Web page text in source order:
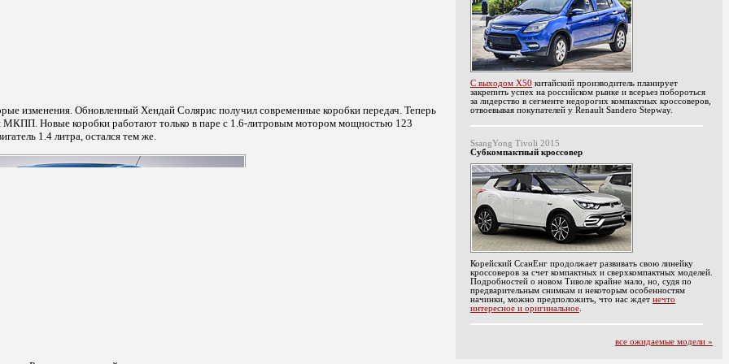
изменения. Обновленный Хендай Солярис получил современные коробки передач. Теперь
Новые коробки работают только в паре с 1.6-литровым мотором мощностью 123
1.4 литра, остался тем же.
С выходом X50 китайский производитель планирует
закрепить успех на российском рынке и всерьез побороться
за лидерство в сегменте недорогих компактных кроссоверов,
отвоевывая покупателей у Renault Sandero Stepway.
SsangYong Tivoli 2015
Субкомпактный кроссовер
Корейский СсанЕнг продолжает развивать свою линейку
кроссоверов за счет компактных и сверхкомпактных моделей.
Подробностей о новом Тиволе крайне мало, но, судя по
предварительным снимкам и некоторым особенностям
начинки, можно предположить, что нас ждет нечто
интересное и оригинальное
все ожидаемые модели »